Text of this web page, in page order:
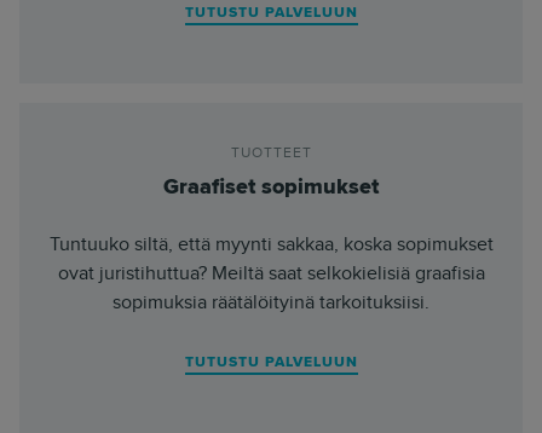
TUTUSTU PALVELUUN
TUOTTEET
Graafiset sopimukset
Tuntuuko siltä, että myynti sakkaa, koska sopimukset
ovat juristihuttua? Meiltä saat selkokielisiä graafisia
sopimuksia räätälöityinä tarkoituksiisi.
TUTUSTU PALVELUUN